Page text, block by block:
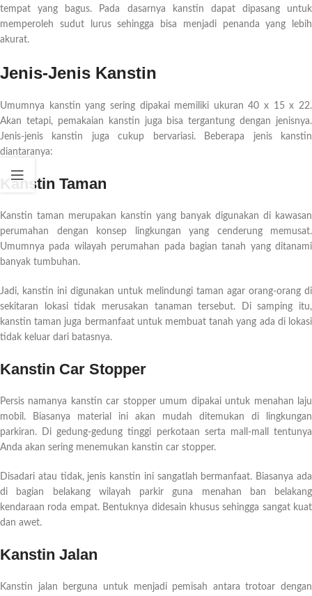
tempat yang bagus. Pada dasarnya kanstin dapat dipasang untuk
memperoleh sudut lurus sehingga bisa menjadi penanda yang lebih
akurat.
Jenis-Jenis Kanstin
Umumnya kanstin yang sering dipakai memiliki ukuran 40 x 15 x 22.
Akan tetapi, pemakaian kanstin juga bisa tergantung dengan jenisnya.
Jenis-jenis kanstin juga cukup bervariasi. Beberapa jenis kanstin
diantaranya:
Kanstin Taman
Kanstin taman merupakan kanstin yang banyak digunakan di kawasan
perumahan dengan konsep lingkungan yang cenderung memusat.
Umumnya pada wilayah perumahan pada bagian tanah yang ditanami
banyak tumbuhan.
Jadi, kanstin ini digunakan untuk melindungi taman agar orang-orang di
sekitaran lokasi tidak merusakan tanaman tersebut. Di samping itu,
kanstin taman juga bermanfaat untuk membuat tanah yang ada di lokasi
tidak keluar dari batasnya.
Kanstin Car Stopper
Persis namanya kanstin car stopper umum dipakai untuk menahan laju
mobil. Biasanya material ini akan mudah ditemukan di lingkungan
parkiran. Di gedung-gedung tinggi perkotaan serta mall-mall tentunya
Anda akan sering menemukan kanstin car stopper.
Disadari atau tidak, jenis kanstin ini sangatlah bermanfaat. Biasanya ada
di bagian belakang wilayah parkir guna menahan ban belakang
kendaraan roda empat. Bentuknya didesain khusus sehingga sangat kuat
dan awet.
Kanstin Jalan
Kanstin jalan berguna untuk menjadi pemisah antara trotoar dengan